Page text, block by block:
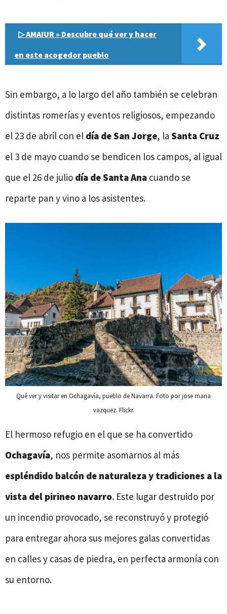
▷ AMAIUR » Descubre qué ver y hacer
en este acogedor pueblo
Sin embargo, a lo largo del año también se celebran
distintas romerías y eventos religiosos, empezando
el 23 de abril con el día de San Jorge, la Santa Cruz
el 3 de mayo cuando se bendicen los campos, al igual
que el 26 de julio día de Santa Ana cuando se
reparte pan y vino a los asistentes.
Qué ver y visitar en Ochagavía, pueblo de Navarra. Foto por jose maria
vazquez. Flickr.
El hermoso refugio en el que se ha convertido
Ochagavía, nos permite asomarnos al más
espléndido balcón de naturaleza y tradiciones a la
vista del pirineo navarro. Este lugar destruido por
un incendio provocado, se reconstruyó y protegió
para entregar ahora sus mejores galas convertidas
en calles y casas de piedra, en perfecta armonía con
su entorno.